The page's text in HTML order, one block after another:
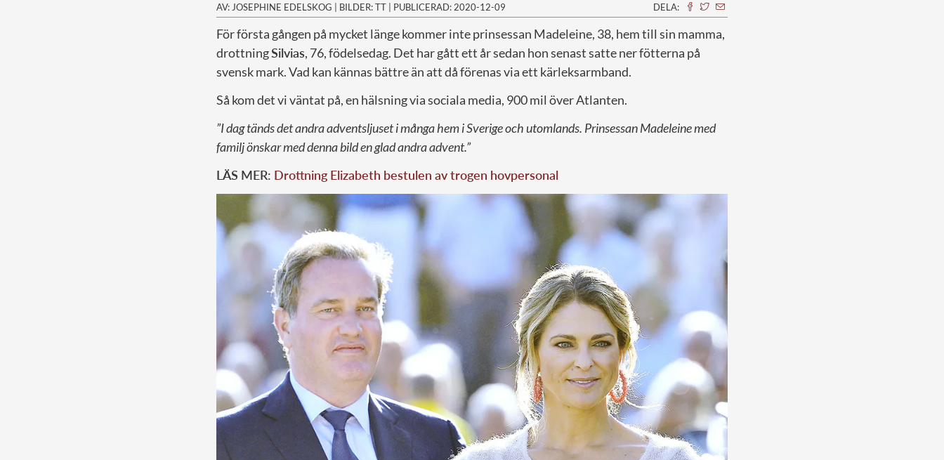
AV: JOSEPHINE EDELSKOG | BILDER: TT | PUBLICERAD: 2020-12-09 DELA:
För första gången på mycket länge kommer inte prinsessan Madeleine, 38, hem till sin mamma,
drottningSilvias, 76, födelsedag. Det har gått ett år sedan hon senast satte ner fötterna på
svensk mark. Vad kan kännas bättre än att då förenas via ett kärleksarmband.
Så kom det vi väntat på, en hälsning via sociala media, 900 mil över Atlanten.
”I dag tänds det andra adventsljuset i många hem i Sverige och utomlands. Prinsessan Madeleine med
familj önskar med denna bild en glad andra advent.”
LÄS MER: Drottning Elizabeth bestulen av trogen hovpersonal